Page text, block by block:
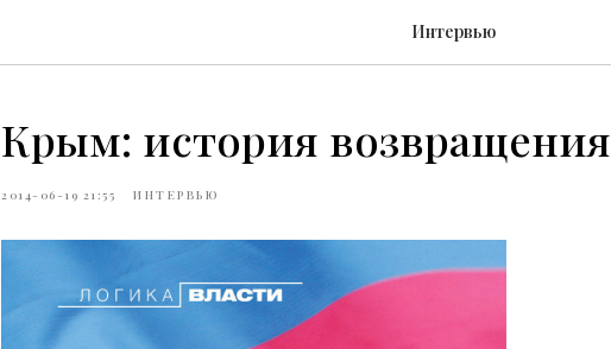
Интервью
Крым: история возвращения
2014-06-19 21:55 ИНТЕРВЬЮ